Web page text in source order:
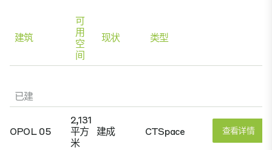
建筑
可
用
空
间
现状 类型
已建
OPOL 05
2,131
平方
米
建成 CTSpace 查看详情